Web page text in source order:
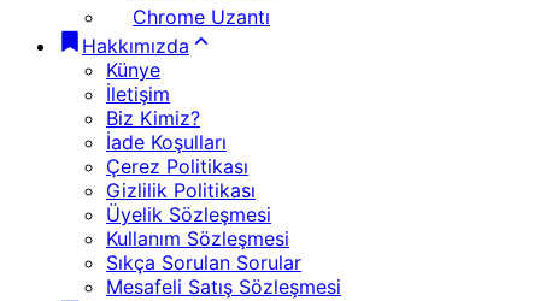
Chrome Uzantı
Hakkımızda
Künye
İletişim
Biz Kimiz?
İade Koşulları
Çerez Politikası
Gizlilik Politikası
Üyelik Sözleşmesi
Kullanım Sözleşmesi
Sıkça Sorulan Sorular
Mesafeli Satış Sözleşmesi